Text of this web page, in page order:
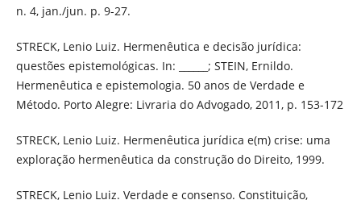
n. 4, jan./jun. p. 9-27.
STRECK, Lenio Luiz. Hermenêutica e decisão jurídica:
questões epistemológicas. In: ______; STEIN, Ernildo.
Hermenêutica e epistemologia. 50 anos de Verdade e
Método. Porto Alegre: Livraria do Advogado, 2011, p. 153-172
STRECK, Lenio Luiz. Hermenêutica jurídica e(m) crise: uma
exploração hermenêutica da construção do Direito, 1999.
STRECK, Lenio Luiz. Verdade e consenso. Constituição,